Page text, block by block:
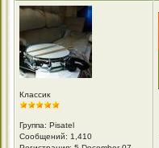
Классик
Группа: Pisatel
Сообщений: 1,410